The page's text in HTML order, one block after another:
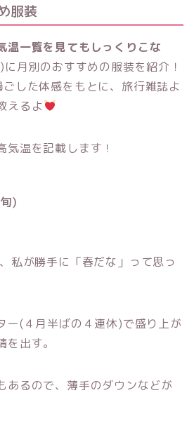
服装
温一覧を見てもしっくりこな
月別のおすすめの服装を紹介！
した体感をもとに、旅行雑誌よ
えるよ
気温を記載します！
)
私が勝手に「春だな」って思っ
ー(４月半ばの４連休)で盛り上が
出す。
あるので、薄手のダウンなどが